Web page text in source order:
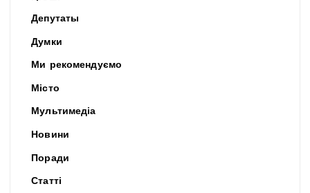
Депутаты
Думки
Ми рекомендуємо
Місто
Мультимедіа
Новини
Поради
Статті